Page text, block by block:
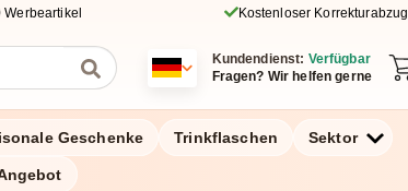
Kostenloser Korrekturabzug
Kundendienst: Verfügbar
Fragen? Wir helfen gerne
Geschenke Trinkflaschen Sektor